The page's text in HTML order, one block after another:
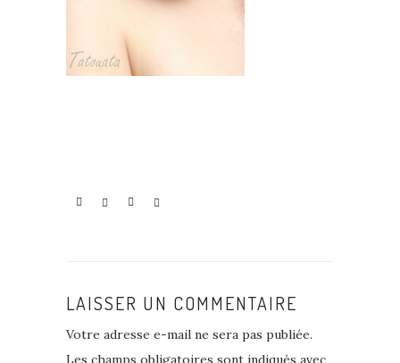
LAISSER UN COMMENTAIRE
Votre adresse e-mail ne sera pas publiée.
Les champs obligatoires sont indiqués avec